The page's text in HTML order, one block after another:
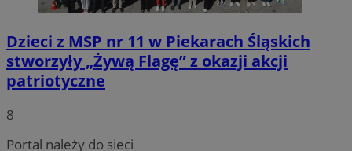
Dzieci z MSP nr 11 w Piekarach Śląskich
stworzyły „Żywą Flagę” z okazji akcji
patriotyczne
8
Portal należy do sieci